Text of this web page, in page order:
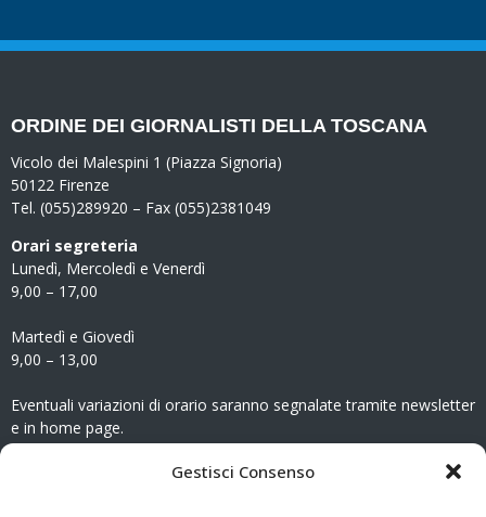
Gestisci Consenso
ORDINE DEI GIORNALISTI DELLA TOSCANA
Vicolo dei Malespini 1 (Piazza Signoria)
50122 Firenze
Tel. (055)289920 – Fax (055)2381049
Orari segreteria
Lunedì, Mercoledì e Venerdì
9,00 – 17,00
Martedì e Giovedì
9,00 – 13,00
Eventuali variazioni di orario saranno segnalate tramite newsletter
e in home page.